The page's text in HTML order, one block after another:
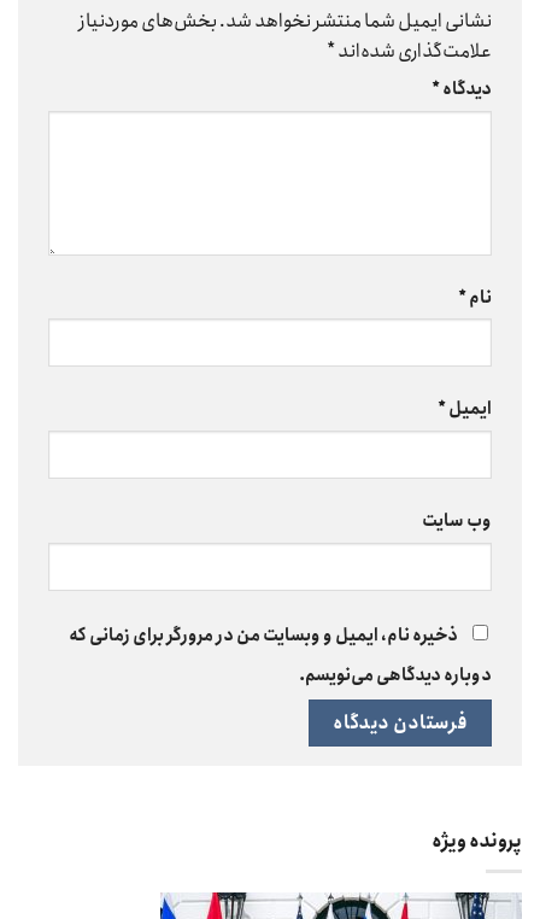
نشانی ایمیل شما منتشر نخواهد شد.بخش‌های موردنیاز
علامت‌گذاری شده‌اند*
دیدگاه*
نام*
ایمیل*
وب‌ سایت
ذخیره نام، ایمیل و وبسایت من در مرورگر برای زمانی که
دوباره دیدگاهی می‌نویسم.
پرونده ویژه